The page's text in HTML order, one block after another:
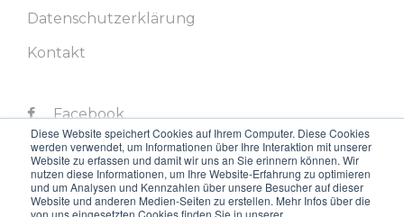
Diese Website speichert Cookies auf Ihrem Computer. Diese Cookies
werden verwendet, um Informationen über Ihre Interaktion mit unserer
Website zu erfassen und damit wir uns an Sie erinnern können. Wir
nutzen diese Informationen, um Ihre Website-Erfahrung zu optimieren
und um Analysen und Kennzahlen über unsere Besucher auf dieser
Website und anderen Medien-Seiten zu erstellen. Mehr Infos über die
von uns eingesetzten Cookies finden Sie in unserer
Datenschutzerklärung
Kontakt
Facebook
Twitter
LinkedIn